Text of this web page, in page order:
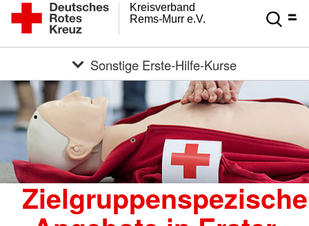
Rems-Murr e.V.
Kreisverband
Sonstige Erste-Hilfe-Kurse
Zielgruppenspezische